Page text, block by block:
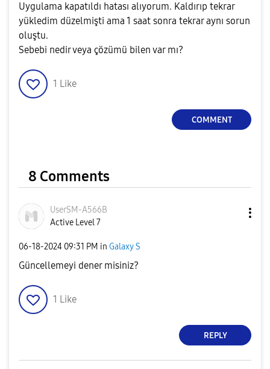
Uygulama kapatıldı hatası alıyorum. Kaldırıp tekrar
yükledim düzelmişti ama 1 saat sonra tekrar aynı sorun
oluştu.
Sebebi nedir veya çözümü bilen var mı?
1 Like
COMMENT
8 Comments
UserSM-A566B
Active Level 7
‎06-18-2024 09:31 PM in Galaxy S
Güncellemeyi dener misiniz?
1 Like
REPLY